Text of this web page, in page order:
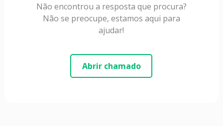
Não encontrou a resposta que procura?
Não se preocupe, estamos aqui para
ajudar!
Abrir chamado